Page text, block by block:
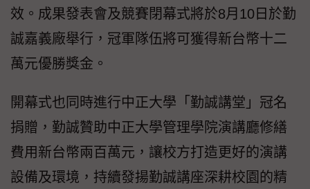
效。成果發表會及競賽閉幕式將於8月10日於勤
誠嘉義廠舉行，冠軍隊伍將可獲得新台幣十二
萬元優勝獎金。
開幕式也同時進行中正大學「勤誠講堂」冠名
捐贈，勤誠贊助中正大學管理學院演講廳修繕
費用新台幣兩百萬元，讓校方打造更好的演講
設備及環境，持續發揚勤誠講座深耕校園的精